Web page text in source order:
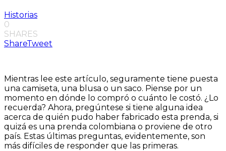
Historias
0
SHARES
ShareTweet
Mientras lee este artículo, seguramente tiene puesta
una camiseta, una blusa o un saco. Piense por un
momento en dónde lo compró o cuánto le costó. ¿Lo
recuerda? Ahora, pregúntese si tiene alguna idea
acerca de quién pudo haber fabricado esta prenda, si
quizá es una prenda colombiana o proviene de otro
país. Estas últimas preguntas, evidentemente, son
más difíciles de responder que las primeras.